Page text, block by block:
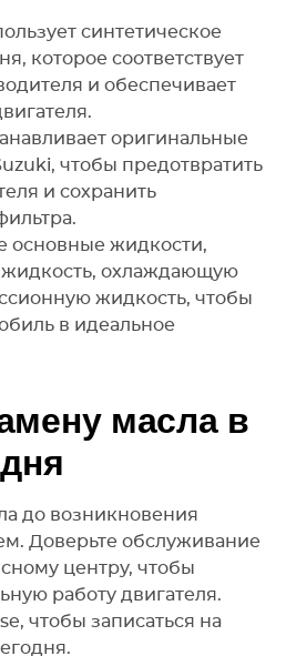
синтетическое
которое соответствует
и обеспечивает
оригинальные
чтобы предотвратить
и сохранить
основные жидкости,
охлаждающую
жидкость, чтобы
в идеальное
масла в
до возникновения
Доверьте обслуживание
центру, чтобы
работу двигателя.
чтобы записаться на